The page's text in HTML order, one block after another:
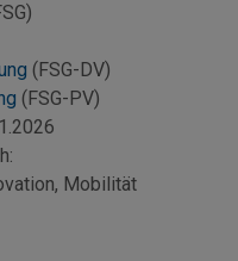
(FSG-DV)
(FSG-PV)
Mobilität